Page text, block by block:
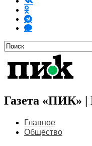
Газета «ПИК»
Главное
Общество